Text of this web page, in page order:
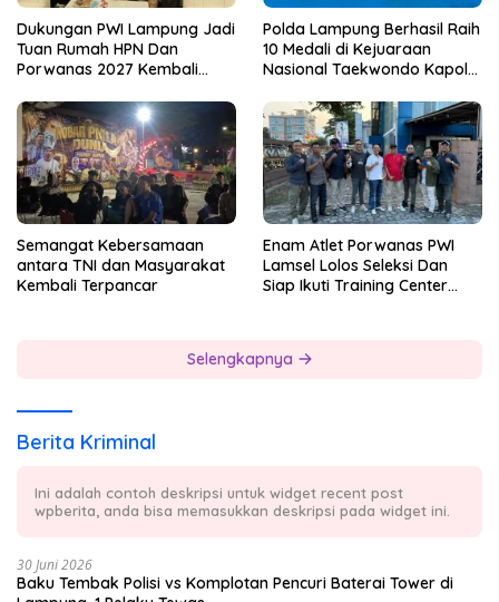
Dukungan PWI Lampung Jadi
Tuan Rumah HPN Dan
Porwanas 2027 Kembali
Pol.Rudi Setiawan
Polda Lampung Berhasil Raih
10 Medali di Kejuaraan
Nasional Taekwondo Kapolri
Semangat Kebersamaan
antara TNI dan Masyarakat
Kembali Terpancar
Enam Atlet Porwanas PWI
Lamsel Lolos Seleksi Dan
Siap Ikuti Training Center
Selengkapnya
Berita Kriminal
Ini adalah contoh deskripsi untuk widget recent post
wpberita, anda bisa memasukkan deskripsi pada widget ini.
30 Juni 2026
Baku Tembak Polisi vs Komplotan Pencuri Baterai Tower di